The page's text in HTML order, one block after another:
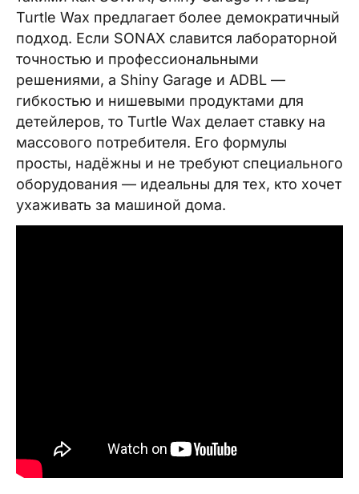
Turtle Wax предлагает более демократичный
подход. Если SONAX славится лабораторной
точностью и профессиональными
решениями, а Shiny Garage и ADBL —
гибкостью и нишевыми продуктами для
детейлеров, то Turtle Wax делает ставку на
массового потребителя. Его формулы
просты, надёжны и не требуют специального
оборудования — идеальны для тех, кто хочет
ухаживать за машиной дома.